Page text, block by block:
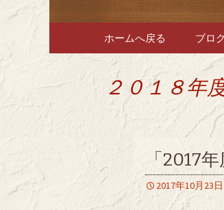
コンテンツへ移動
ホームへ戻る ブロ
２０１８年
「2017
2017年10月23日